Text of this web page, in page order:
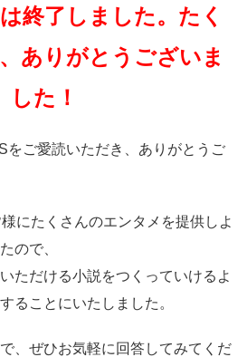
終了しました。たく
ありがとうございま
した！
をご愛読いただき、ありがとうご
にたくさんのエンタメを提供しよ
ので、
ただける小説をつくっていけるよ
ることにいたしました。
、ぜひお気軽に回答してみてくだ